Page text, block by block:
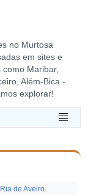
no Murtosa
em sites e
Maribar,
Além-Bica -
explorar!
de Aveiro.